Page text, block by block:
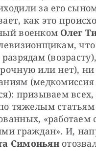
за его
как это
военком
или нет),
(медкомиссия
призываем
тяжелым
«работаем
Симоньян